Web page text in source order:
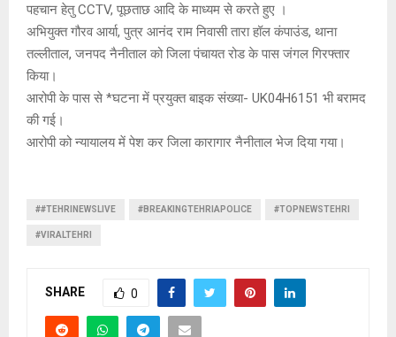
पहचान हेतु CCTV, पूछताछ आदि के माध्यम से करते हुए ।
अभियुक्त गौरव आर्या, पुत्र आनंद राम निवासी तारा हॉल कंपाउंड, थाना
तल्लीताल, जनपद नैनीताल को जिला पंचायत रोड के पास जंगल गिरफ्तार
किया।
आरोपी के पास से *घटना में प्रयुक्त बाइक संख्या- UK04H6151 भी बरामद
की गई।
आरोपी को न्यायालय में पेश कर जिला कारागार नैनीताल भेज दिया गया।
##TEHRINEWSLIVE #BREAKINGTEHRIAPOLICE #TOPNEWSTEHRI
#VIRALTEHRI
SHARE 0